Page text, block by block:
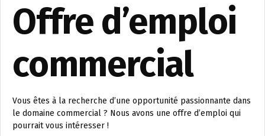
Offre d’emploi
commercial
Vous êtes à la recherche d’une opportunité passionnante dans
le domaine commercial ? Nous avons une offre d’emploi qui
pourrait vous intéresser !